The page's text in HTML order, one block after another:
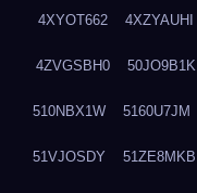
4XYOT662 4XZYAUHI
4ZVGSBH0 50JO9B1K
510NBX1W 5160U7JM
51VJOSDY 51ZE8MKB